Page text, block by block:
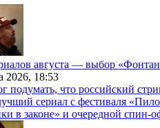
августа — выбор
2026, 18:53
подумать, что российский
сериал с фестиваля
в законе» и очередной спин-